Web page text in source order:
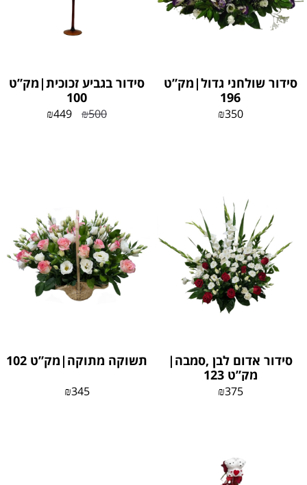
סידור שולחני גדול|מק”ט
196
₪350
סידור בגביע זכוכית|מק”ט
100
₪500
₪449
סידור אדום לבן ,סמבה|
מק”ט 123
₪375
תשוקה מתוקה|מק”ט 102
₪345